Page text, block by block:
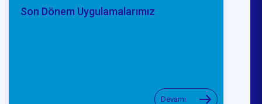
Son Dönem Uygulamalarımız
Devamı